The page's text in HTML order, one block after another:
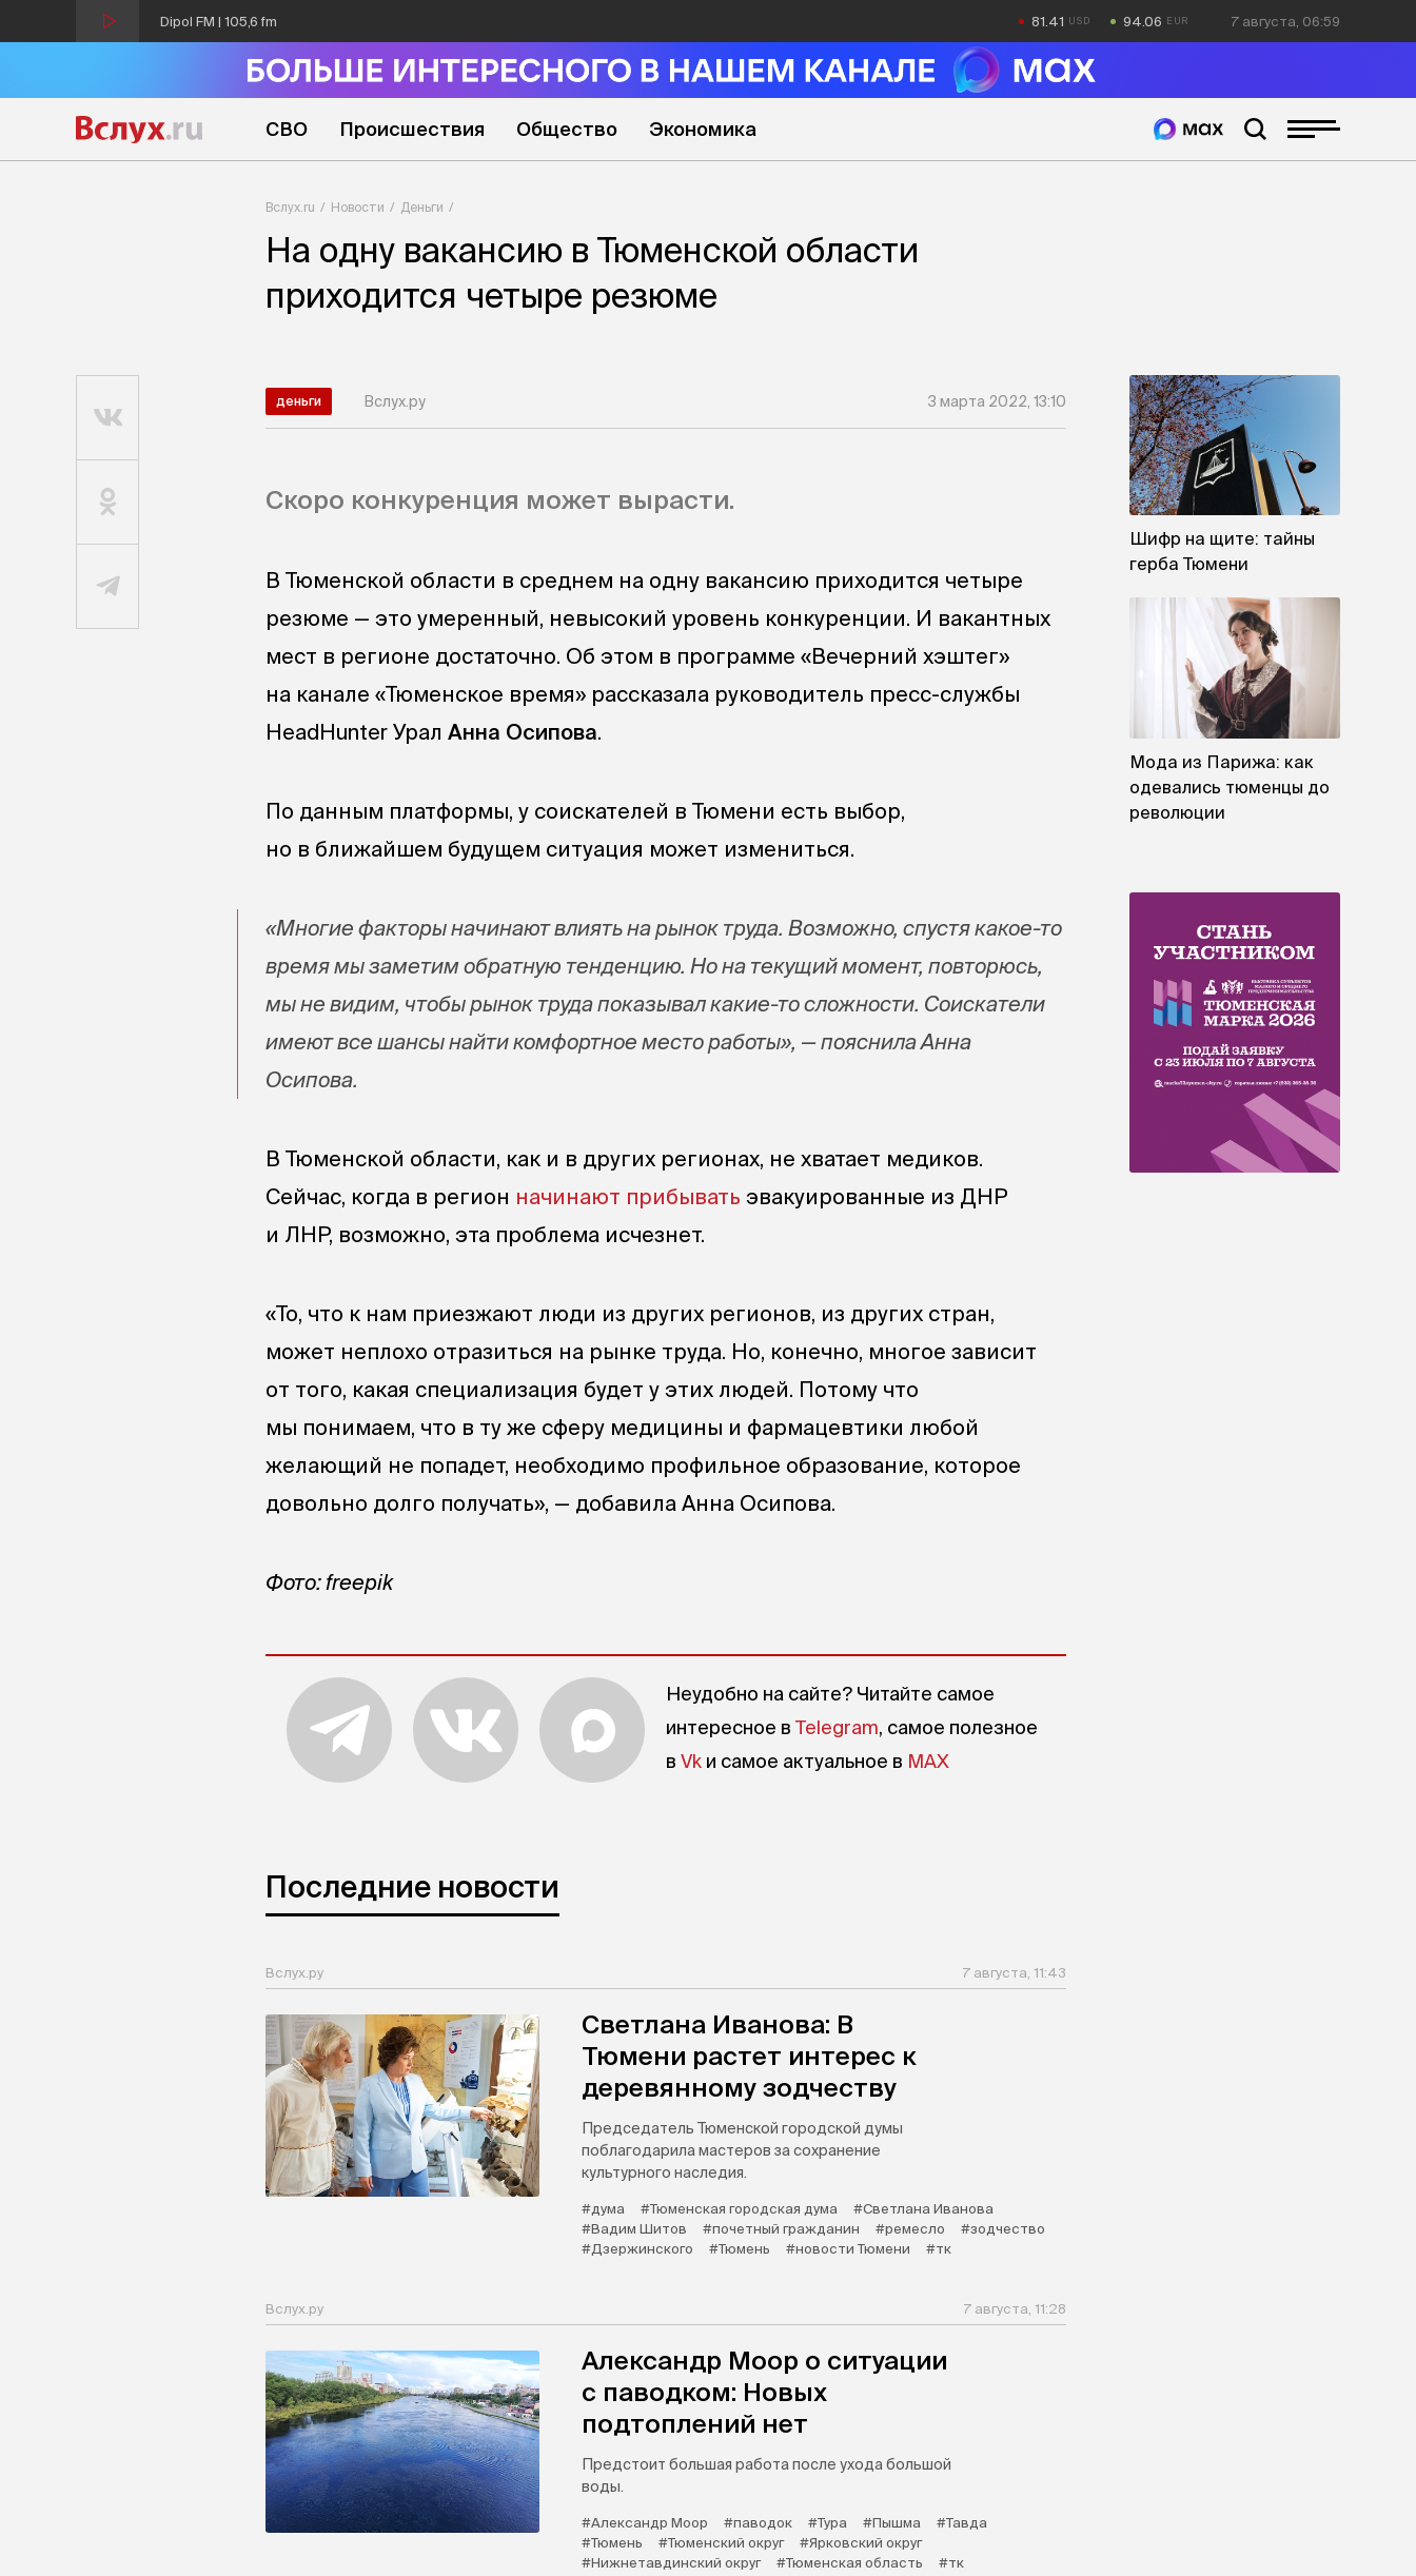
Dipol FM | 105,6 fm 81.41 94.06 7 августа, 06:59
СВО Происшествия Общество Экономика
Вслух.ru Новости Деньги
На одну вакансию в Тюменской области
приходится четыре резюме
деньги Вслух.ру 3 марта 2022, 13:10
Скоро конкуренция может вырасти.
В Тюменской области в среднем на одну вакансию приходится четыре
резюме — это умеренный, невысокий уровень конкуренции. И вакантных
мест в регионе достаточно. Об этом в программе «Вечерний хэштег»
на канале «Тюменское время» рассказала руководитель пресс-службы
HeadHunter Урал Анна Осипова.
По данным платформы, у соискателей в Тюмени есть выбор,
но в ближайшем будущем ситуация может измениться.
«Многие факторы начинают влиять на рынок труда. Возможно, спустя какое-то
время мы заметим обратную тенденцию. Но на текущий момент, повторюсь,
мы не видим, чтобы рынок труда показывал какие-то сложности. Соискатели
имеют все шансы найти комфортное место работы», — пояснила Анна
Осипова.
В Тюменской области, как и в других регионах, не хватает медиков.
Сейчас, когда в регион начинают прибывать эвакуированные из ДНР
и ЛНР, возможно, эта проблема исчезнет.
«То, что к нам приезжают люди из других регионов, из других стран,
может неплохо отразиться на рынке труда. Но, конечно, многое зависит
от того, какая специализация будет у этих людей. Потому что
мы понимаем, что в ту же сферу медицины и фармацевтики любой
желающий не попадет, необходимо профильное образование, которое
довольно долго получать», — добавила Анна Осипова.
Фото: freepik
Неудобно на сайте? Читайте самое
интересное в Telegram, самое полезное
в Vk и самое актуальное в MAX
Последние новости
Вслух.ру 7 августа, 11:43
Светлана Иванова: В
Тюмени растет интерес к
деревянному зодчеству
Председатель Тюменской городской думы
поблагодарила мастеров за сохранение
культурного наследия.
#дума #Тюменская городская дума
#Светлана Иванова
#Вадим Шитов
#почетный гражданин #ремесло
#зодчество
#Дзержинского
#Тюмень #новости Тюмени #тк
Вслух.ру 7 августа, 11:28
Александр Моор о ситуации
с паводком: Новых
подтоплений нет
Предстоит большая работа после ухода большой
воды.
#Александр Моор #паводок #Тура #Пышма
#Тавда
#Тюмень
#Тюменский округ
#Ярковский округ
#Нижнетавдинский округ
#Тюменская область #тк
Шифр на щите: тайны
герба Тюмени
Мода из Парижа: как
одевались тюменцы до
революции